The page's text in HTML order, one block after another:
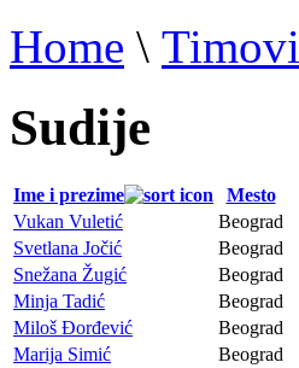
Home \ Timovi
Sudije
Ime i prezime
Mesto
Vukan Vuletić
Beograd
Svetlana Jočić
Beograd
Snežana Žugić
Beograd
Minja Tadić
Beograd
Miloš Đorđević
Beograd
Marija Simić
Beograd